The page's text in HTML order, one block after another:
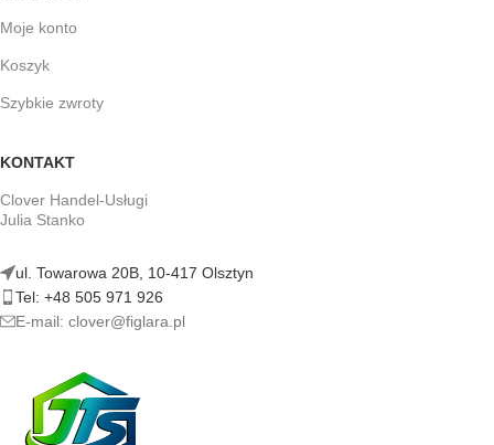
Moje konto
Koszyk
Szybkie zwroty
KONTAKT
Clover Handel-Usługi
Julia Stanko
ul. Towarowa 20B, 10-417 Olsztyn
Tel: +48 505 971 926
E-mail: clover@figlara.pl